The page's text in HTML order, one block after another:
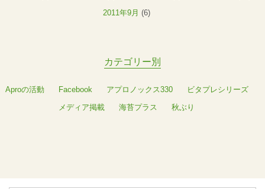
2011年9月 (6)
カテゴリー別
Aproの活動 Facebook アプロノックス330
ビタプレシリーズ
メディア掲載
海苔プラス 秋ぶり